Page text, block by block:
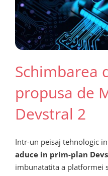
Schimbarea
propusa de
Devstral 2
Intr-un peisaj tehnologic
aduce in prim-plan
imbunatatita a platformei